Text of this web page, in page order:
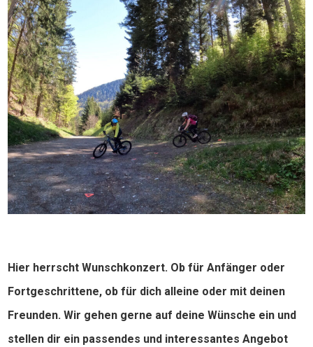
Hier herrscht Wunschkonzert. Ob für Anfänger oder
Fortgeschrittene, ob für dich alleine oder mit deinen
Freunden. Wir gehen gerne auf deine Wünsche ein und
stellen dir ein passendes und interessantes Angebot